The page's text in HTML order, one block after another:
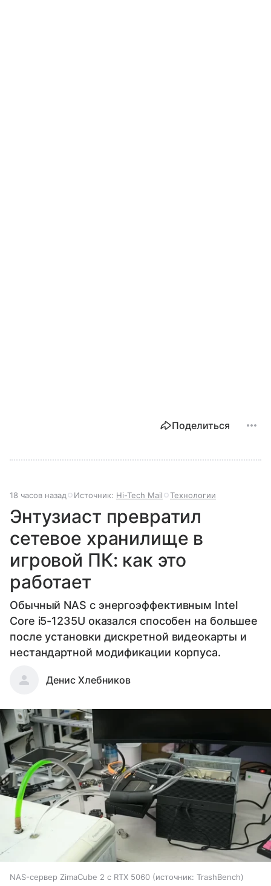
Поделиться
18 часов назад Источник: Hi-Tech Mail Технологии
Энтузиаст превратил
сетевое хранилище в
игровой ПК: как это
работает
Обычный NAS с энергоэффективным Intel
Core i5-1235U оказался способен на большее
после установки дискретной видеокарты и
нестандартной модификации корпуса.
Денис Хлебников
NAS-сервер ZimaCube 2 с RTX 5060 источник: TrashBench